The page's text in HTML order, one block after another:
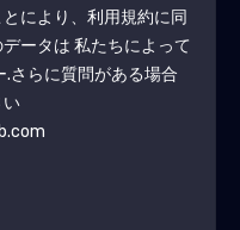
により、利用規約に同
ータは 私たちによって
.さらに質問がある場合
い